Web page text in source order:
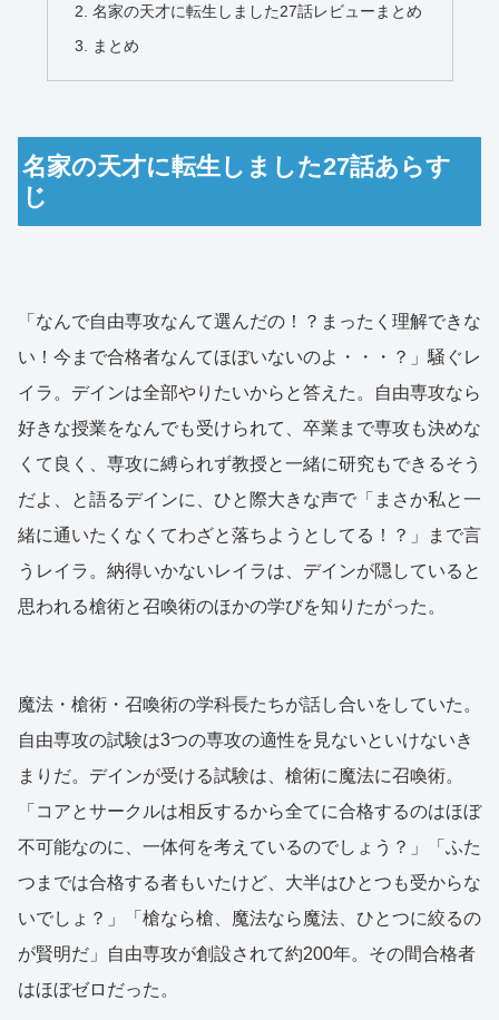
名家の天才に転生しました27話レビューまとめ
まとめ
名家の天才に転生しました27話あらす
じ
「なんで自由専攻なんて選んだの！？まったく理解できな
い！今まで合格者なんてほぼいないのよ・・・？」騒ぐレ
イラ。デインは全部やりたいからと答えた。自由専攻なら
好きな授業をなんでも受けられて、卒業まで専攻も決めな
くて良く、専攻に縛られず教授と一緒に研究もできるそう
だよ、と語るデインに、ひと際大きな声で「まさか私と一
緒に通いたくなくてわざと落ちようとしてる！？」まで言
うレイラ。納得いかないレイラは、デインが隠していると
思われる槍術と召喚術のほかの学びを知りたがった。
魔法・槍術・召喚術の学科長たちが話し合いをしていた。
自由専攻の試験は3つの専攻の適性を見ないといけないき
まりだ。デインが受ける試験は、槍術に魔法に召喚術。
「コアとサークルは相反するから全てに合格するのはほぼ
不可能なのに、一体何を考えているのでしょう？」「ふた
つまでは合格する者もいたけど、大半はひとつも受からな
いでしょ？」「槍なら槍、魔法なら魔法、ひとつに絞るの
が賢明だ」自由専攻が創設されて約200年。その間合格者
はほぼゼロだった。